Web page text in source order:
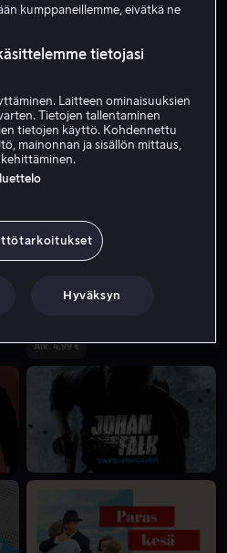
Alk. 4,99 €
kumppaneillemme, eivätkä ne
tietojasi
Laitteen ominaisuuksien
Tietojen tallentaminen
tietojen käyttö. Kohdennettu
mainonnan ja sisällön mittaus,
Hyväksyn